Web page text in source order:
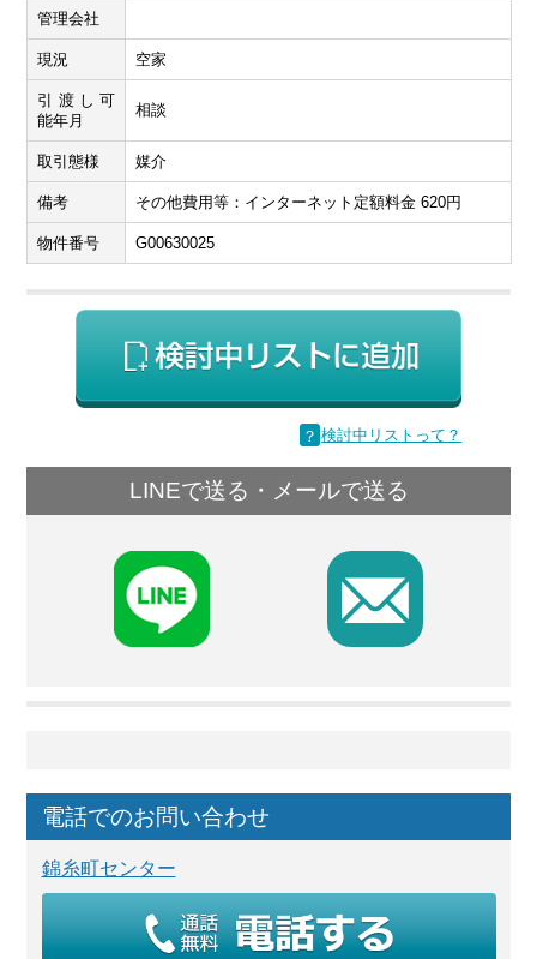
管理会社
現況 空家
引渡し可
能年月
相談
取引態様 媒介
備考 その他費用等：インターネット定額料金 620円
物件番号 G00630025
？ 検討中リストって？
LINEで送る・メールで送る
F
電話でのお問い合わせ
錦糸町センター